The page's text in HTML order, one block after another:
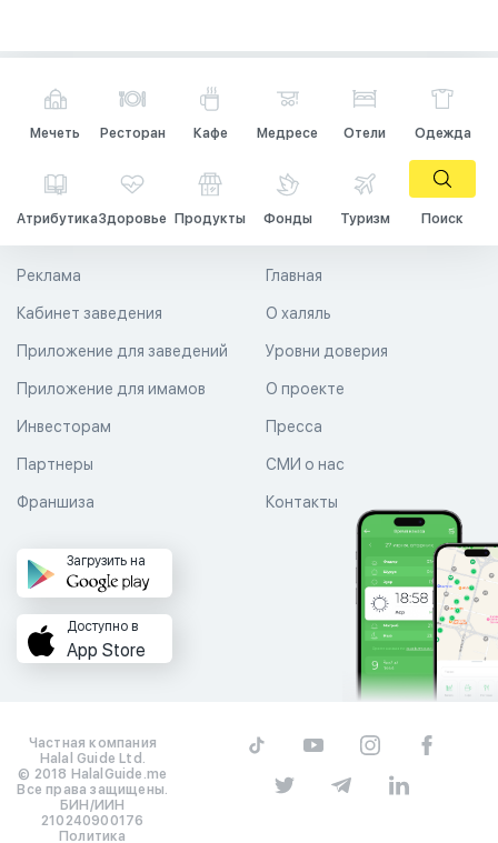
Мечеть Ресторан Кафе Медресе Отели Одежда
АтрибутикаЗдоровье Продукты Фонды Туризм Поиск
Главная
О халяль
Уровни доверия
Реклама
Кабинет заведения
Приложение для заведений
Приложение для имамов О проекте
Пресса
СМИ о нас
Контакты
Инвесторам
Партнеры
Франшиза
Загрузить на
Доступно в
App Store
Частная компания
Halal Guide Ltd.
© 2018 HalalGuide.me
Все права защищены.
БИН/ИИН
210240900176
Политика